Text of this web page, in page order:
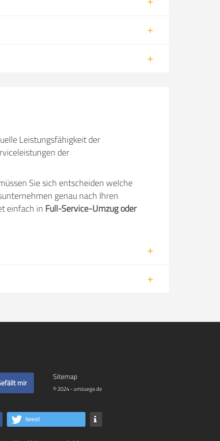
Leistungsfähigkeit der
der
Sie sich entscheiden welche
genau nach Ihren
einfach in Full-Service-Umzug oder
mir
Sitemap
© 2024 - umzuege.de
tweet